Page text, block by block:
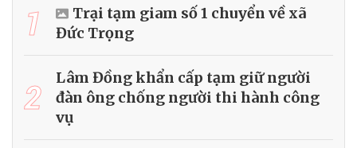
1
Trại tạm giam số 1 chuyển về xã
Đức Trọng
2
Lâm Đồng khẩn cấp tạm giữ người
đàn ông chống người thi hành công
vụ